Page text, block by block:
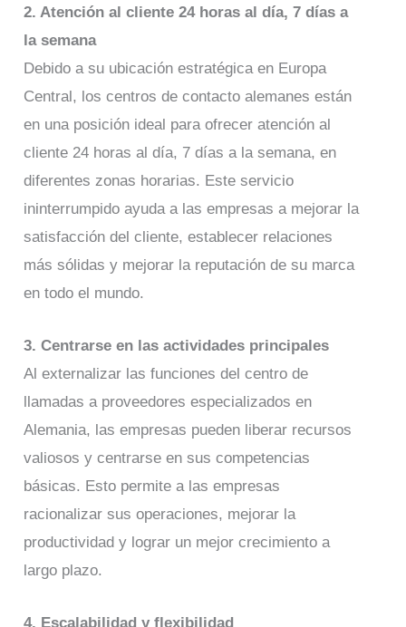
2. Atención al cliente 24 horas al día, 7 días a
la semana
Debido a su ubicación estratégica en Europa
Central, los centros de contacto alemanes están
en una posición ideal para ofrecer atención al
cliente 24 horas al día, 7 días a la semana, en
diferentes zonas horarias. Este servicio
ininterrumpido ayuda a las empresas a mejorar la
satisfacción del cliente, establecer relaciones
más sólidas y mejorar la reputación de su marca
en todo el mundo.
3. Centrarse en las actividades principales
Al externalizar las funciones del centro de
llamadas a proveedores especializados en
Alemania, las empresas pueden liberar recursos
valiosos y centrarse en sus competencias
básicas. Esto permite a las empresas
racionalizar sus operaciones, mejorar la
productividad y lograr un mejor crecimiento a
largo plazo.
4. Escalabilidad y flexibilidad